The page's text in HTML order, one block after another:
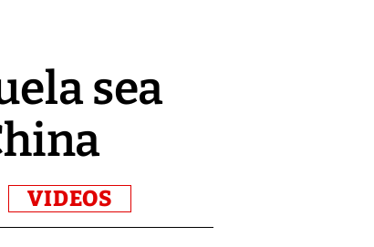
sea
VIDEOS